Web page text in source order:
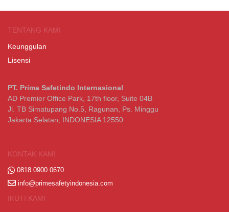
TENTANG KAMI
Keunggulan
Lisensi
PT. Prima Safetindo Internasional
AD Premier Office Park, 17th floor, Suite 04B
Jl. TB Simatupang No.5, Ragunan, Ps. Minggu
Jakarta Selatan, INDONESIA 12550
KONTAK KAMI
0818 0900 0670
info@primesafetyindonesia.com
IKUTI KAMI